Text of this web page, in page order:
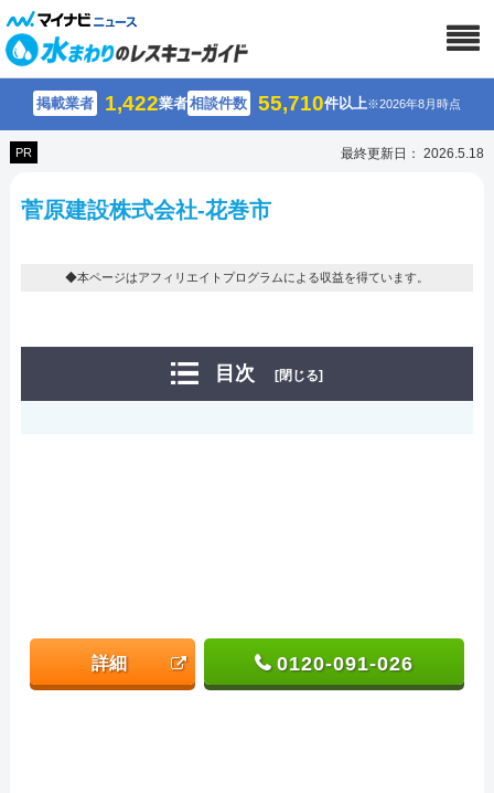
掲載業者 1,422業者相談件数 55,710件以上※2026年8月時点
PR 最終更新日： 2026.5.18
菅原建設株式会社-花巻市
◆本ページはアフィリエイトプログラムによる収益を得ています。
目次 [閉じる]
詳細 0120-091-026